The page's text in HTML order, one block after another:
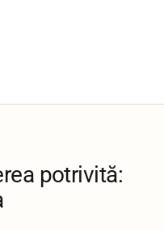
potrivită: